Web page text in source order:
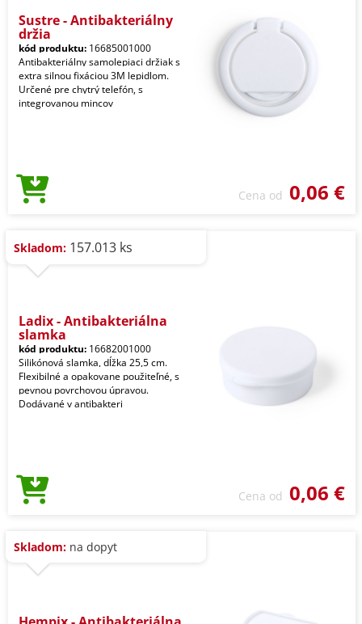
Sustre - Antibakteriálny
držia
kód produktu: 16685001000
Antibakteriálny samolepiaci držiak s
extra silnou fixáciou 3M lepidlom.
Určené pre chytrý telefón, s
integrovanou mincov
Cena od 0,06 €
Skladom: 157.013 ks
Ladix - Antibakteriálna
slamka
kód produktu: 16682001000
Silikónová slamka, dĺžka 25,5 cm.
Flexibilné a opakovane použiteľné, s
pevnou povrchovou úpravou.
Dodávané v antibakteri
Cena od 0,06 €
Skladom: na dopyt